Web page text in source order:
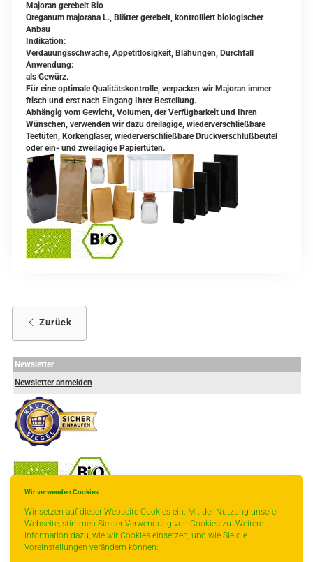
Wir verwenden Cookies
Wir setzen auf dieser Webseite Cookies ein. Mit der Nutzung unserer
Webseite, stimmen Sie der Verwendung von Cookies zu. Weitere
Information dazu, wie wir Cookies einsetzen, und wie Sie die
Voreinstellungen verändern können:
Majoran gerebelt Bio
Oreganum majorana L., Blätter gerebelt, kontrolliert biologischer
Anbau
Indikation:
Verdauungsschwäche, Appetitlosigkeit, Blähungen, Durchfall
Anwendung:
als Gewürz.
Für eine optimale Qualitätskontrolle, verpacken wir Majoran immer
frisch und erst nach Eingang Ihrer Bestellung.
Abhängig vom Gewicht, Volumen, der Verfügbarkeit und Ihren
Wünschen, verwenden wir dazu dreilagige, wiederverschließbare
Teetüten, Korkengläser, wiederverschließbare Druckverschlußbeutel
oder ein- und zweilagige Papiertüten.
Zurück
Newsletter
Newsletter anmelden
- ----------------